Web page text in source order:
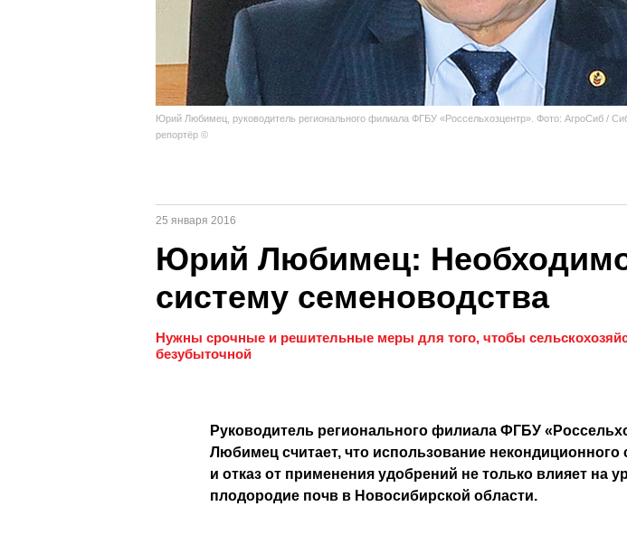
Юрий Любимец, руководитель регионального филиала ФГБУ «Россельхозцентр». Фото: АгроСиб /
репортёр ©
25 января 2016
Юрий Любимец:
систему семеноводства
Нужны срочные и решительные меры для того, чтобы
безубыточной
Руководитель регионального филиала ФГБУ
Любимец считает, что использование некондиционного
и отказ от применения удобрений не только влияет на
плодородие почв в Новосибирской области.